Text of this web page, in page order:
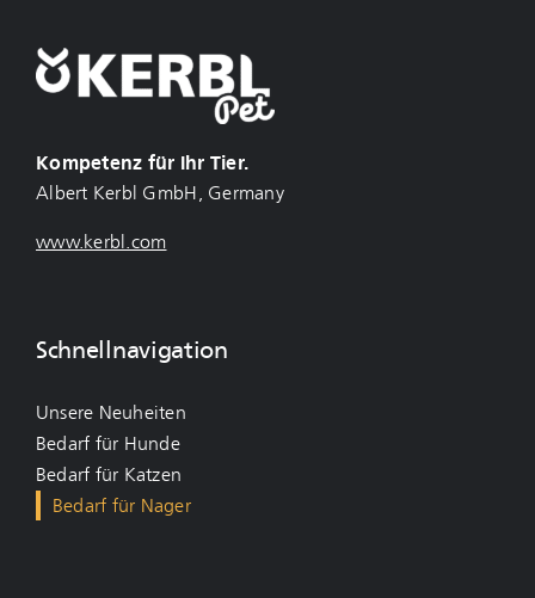
Kompetenz für Ihr Tier.
Albert Kerbl GmbH, Germany
www.kerbl.com
Schnellnavigation
Unsere Neuheiten
Bedarf für Hunde
Bedarf für Katzen
Bedarf für Nager